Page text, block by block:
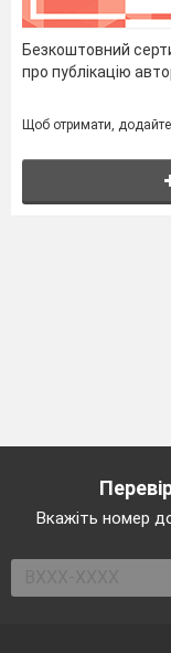
Безкоштовний
про публікацію
Щоб отримати,
Вкажіть номер